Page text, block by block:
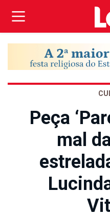
Peça
mal